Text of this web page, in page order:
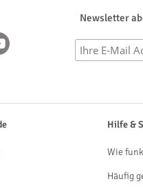
Newsletter
Hilfe &
Wie
Häufig